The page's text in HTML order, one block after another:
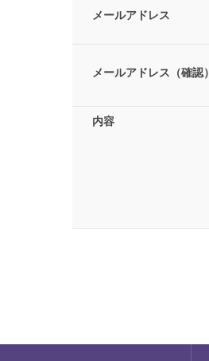
メールアドレス
メールアドレス（確認）
内容